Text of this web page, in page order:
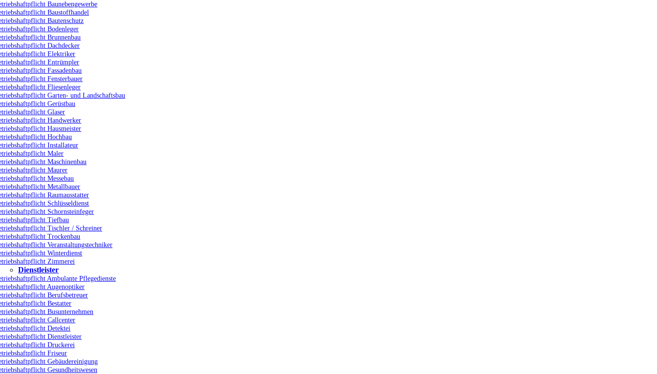
Baunebengewerbe
Baustoffhandel
Bautenschutz
Bodenleger
Brunnenbau
Dachdecker
Elektriker
Entrümpler
Fassadenbau
Fensterbauer
Fliesenleger
Garten- und Landschaftsbau
Gerüstbau
Glaser
Handwerker
Hausmeister
Hochbau
Installateur
Maler
Maschinenbau
Maurer
Messebau
Metallbauer
Raumausstatter
Schlüsseldienst
Schornsteinfeger
Tiefbau
Tischler / Schreiner
Trockenbau
Veranstaltungstechniker
Winterdienst
Zimmerei
Dienstleister
Ambulante Pflegedienste
Augenoptiker
Berufsbetreuer
Bestatter
Busunternehmen
Callcenter
Detektei
Dienstleister
Druckerei
Friseur
Gebäudereinigung
Gesundheitswesen